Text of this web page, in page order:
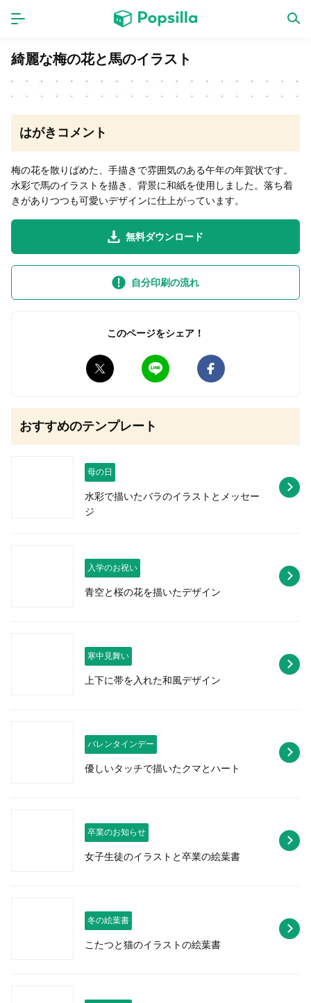
ホーム
LINE無料スタンプ
無料はがきダウンロード
綺麗な梅の花と馬のイラスト
はがきコメント
梅の花を散りばめた、手描きで雰囲気のある午年の年賀状です。
水彩で馬のイラストを描き、背景に和紙を使用しました。落ち着
きがありつつも可愛いデザインに仕上がっています。
無料ダウンロード
自分印刷の流れ
このページをシェア！
おすすめのテンプレート
母の日
水彩で描いたバラのイラストとメッセー
ジ
入学のお祝い
青空と桜の花を描いたデザイン
寒中見舞い
上下に帯を入れた和風デザイン
バレンタインデー
優しいタッチで描いたクマとハート
卒業のお知らせ
女子生徒のイラストと卒業の絵葉書
冬の絵葉書
こたつと猫のイラストの絵葉書